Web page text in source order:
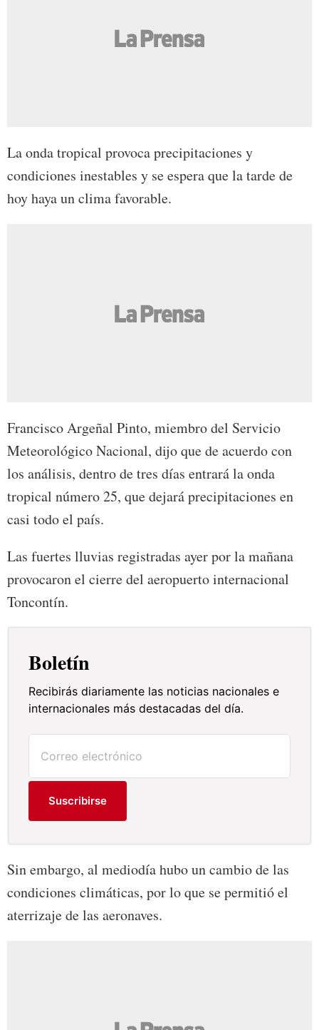
La onda tropical provoca precipitaciones y
condiciones inestables y se espera que la tarde de
hoy haya un clima favorable.
Francisco Argeñal Pinto, miembro del Servicio
Meteorológico Nacional, dijo que de acuerdo con
los análisis, dentro de tres días entrará la onda
tropical número 25, que dejará precipitaciones en
casi todo el país.
Las fuertes lluvias registradas ayer por la mañana
provocaron el cierre del aeropuerto internacional
Toncontín.
Boletín
Recibirás diariamente las noticias nacionales e
internacionales más destacadas del día.
Suscribirse
Sin embargo, al mediodía hubo un cambio de las
condiciones climáticas, por lo que se permitió el
aterrizaje de las aeronaves.